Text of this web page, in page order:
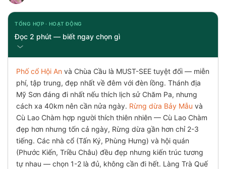
TỔNG HỢP · HOẠT ĐỘNG
Đọc 2 phút — biết ngay chọn gì
Phố cổ Hội An và Chùa Cầu là MUST-SEE tuyệt đối — miễn
phí, tập trung, đẹp nhất về đêm với đèn lồng. Thánh địa
Mỹ Sơn đáng đi nhất nếu thích lịch sử Chăm Pa, nhưng
cách xa 40km nên cần nửa ngày. Rừng dừa Bảy Mẫu và
Cù Lao Chàm hợp người thích thiên nhiên — Cù Lao Chàm
đẹp hơn nhưng tốn cả ngày, Rừng dừa gần hơn chỉ 2-3
tiếng. Các nhà cổ (Tấn Ký, Phùng Hưng) và hội quán
(Phước Kiến, Triều Châu) đều đẹp nhưng kiến trúc tương
tự nhau — chọn 1-2 là đủ, không cần đi hết. Làng Trà Quế